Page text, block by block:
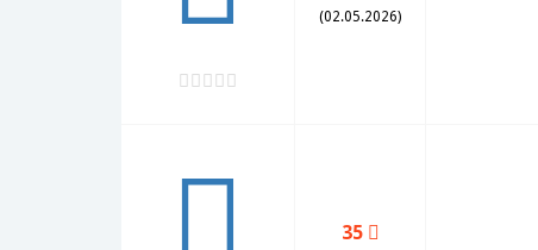
(02.05.2026)
35